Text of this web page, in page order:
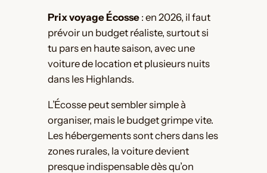
Prix voyage Écosse: en 2026, il faut
prévoir un budget réaliste, surtout si
tu pars en haute saison, avec une
voiture de location et plusieurs nuits
dans les Highlands.
L’Écosse peut sembler simple à
organiser, mais le budget grimpe vite.
Les hébergements sont chers dans les
zones rurales, la voiture devient
presque indispensable dès qu’on